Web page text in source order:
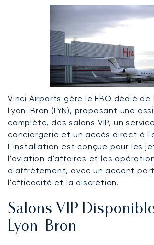
Vinci Airports gère le FBO dédié
Lyon-Bron (LYN), proposant une
complète, des salons VIP, un
conciergerie et un accès direct à
L'installation est conçue pour les
l'aviation d'affaires et les
d'affrètement, avec un accent
l'efficacité et la discrétion.
Salons VIP
Lyon-Bron